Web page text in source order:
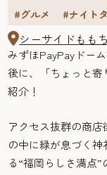
#グルメ
#ナイト
シーサイドもも
みずほPayPayドー
後に、「ちょっと
紹介！
アクセス抜群の商
の中に緑が息づく
る“福岡らしさ満点